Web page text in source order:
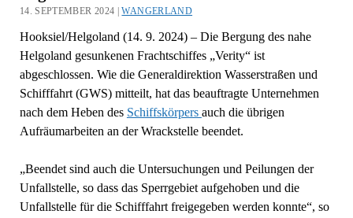
14. SEPTEMBER 2024 |WANGERLAND
Hooksiel/Helgoland (14. 9. 2024) – Die Bergung des nahe
Helgoland gesunkenen Frachtschiffes „Verity“ ist
abgeschlossen. Wie die Generaldirektion Wasserstraßen und
Schifffahrt (GWS) mitteilt, hat das beauftragte Unternehmen
nach dem Heben des Schiffskörpers auch die übrigen
Aufräumarbeiten an der Wrackstelle beendet.
„Beendet sind auch die Untersuchungen und Peilungen der
Unfallstelle, so dass das Sperrgebiet aufgehoben und die
Unfallstelle für die Schifffahrt freigegeben werden konnte“, so